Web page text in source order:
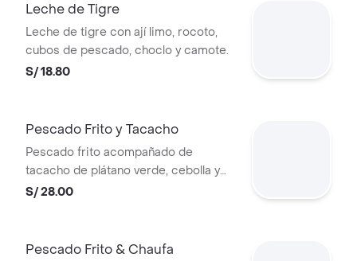
Leche de Tigre
Leche de tigre con ají limo, rocoto,
cubos de pescado, choclo y camote.
S/ 18.80
Pescado Frito y Tacacho
Pescado frito acompañado de
tacacho de plátano verde, cebolla y
ají.
S/ 28.00
Pescado Frito & Chaufa